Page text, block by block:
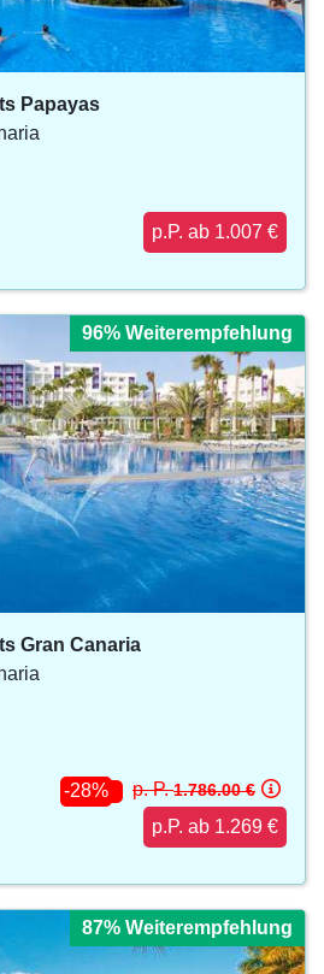
Papayas
p.P. ab 1.007 €
96% Weiterempfehlung
96% Weiterempfehlung
96% Weiterempfehlung
96% Weiterempfehlung
96% Weiterempfehlung
Gran Canaria
-28%
p. P.1.786.00 €
p.P. ab 1.269 €
87% Weiterempfehlung
87% Weiterempfehlung
87% Weiterempfehlung
87% Weiterempfehlung
87% Weiterempfehlung